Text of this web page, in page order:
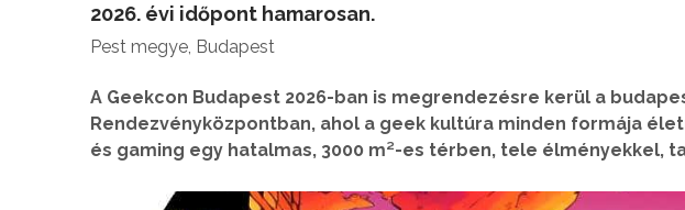
2026. évi időpont hamarosan.
Pest megye, Budapest
A Geekcon Budapest 2026-ban is megrendezésre kerül a
Rendezvényközpontban, ahol a geek kultúra minden formája
és gaming egy hatalmas, 3000 m²-es térben, tele élményekkel,